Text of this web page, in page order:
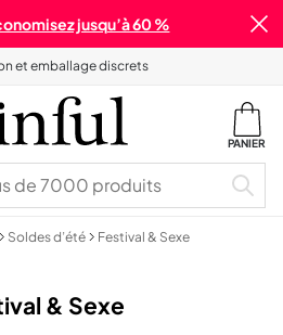
jusqu’à 60 %
et emballage discrets
PANIER
Soldes d’été Festival & Sexe
& Sexe